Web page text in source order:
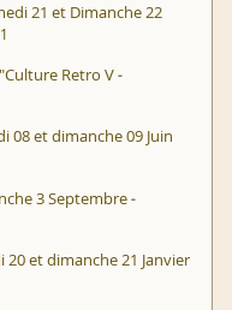
21 et Dimanche 22
1
Retro V
08 et dimanche 09 Juin
3 Septembre
20 et dimanche 21 Janvier